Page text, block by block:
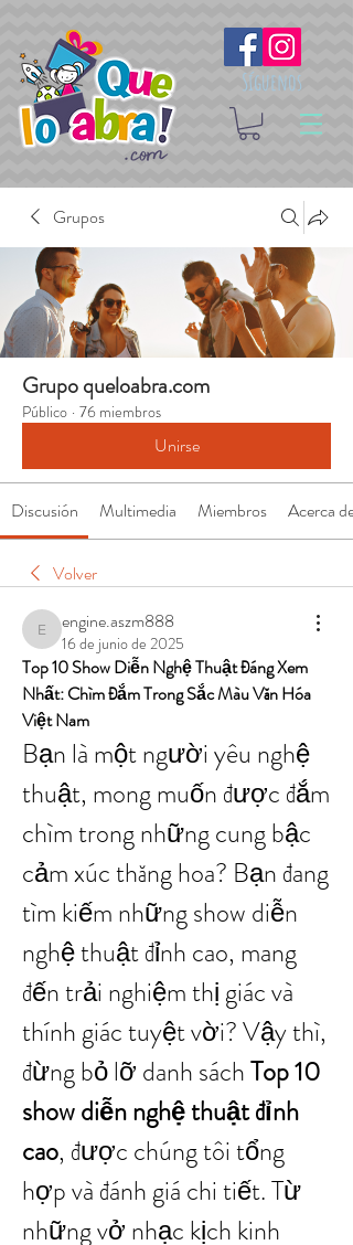
Síguenos
Grupos
Grupo queloabra.com
Público · 76 miembros
Unirse
Discusión Multimedia Miembros Acerca de
Volver
engine.aszm888
engine.aszm888
16 de junio de 2025
Top 10 Show Diễn Nghệ Thuật Đáng Xem
Nhất: Chìm Đắm Trong Sắc Màu Văn Hóa
Việt Nam
Bạn là một người yêu nghệ
thuật, mong muốn được đắm
chìm trong những cung bậc
cảm xúc thăng hoa? Bạn đang
tìm kiếm những show diễn
nghệ thuật đỉnh cao, mang
đến trải nghiệm thị giác và
thính giác tuyệt vời? Vậy thì,
đừng bỏ lỡ danh sách Top 10
show diễn nghệ thuật đỉnh
cao, được chúng tôi tổng
hợp và đánh giá chi tiết. Từ
những vở nhạc kịch kinh